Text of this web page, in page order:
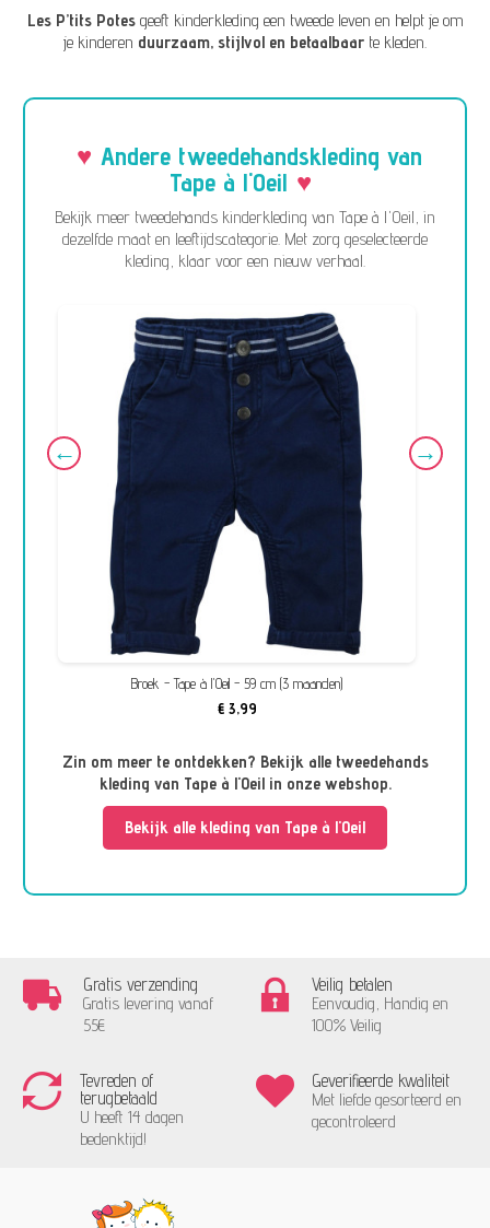
Les P’tits Potesgeeft kinderkleding een tweede leven en helpt je om
je kinderen duurzaam, stijlvol en betaalbaar te kleden.
Andere tweedehandskleding van
Tape à l'Oeil
Bekijk meer tweedehands kinderkleding van Tape à l'Oeil, in
dezelfde maat en leeftijdscategorie. Met zorg geselecteerde
kleding, klaar voor een nieuw verhaal.
Broek - Tape à l'Oeil - 59 cm (3 maanden)
€ 3,99
Zin om meer te ontdekken? Bekijk alle tweedehands
kleding van Tape à l'Oeil in onze webshop.
Bekijk alle kleding van Tape à l'Oeil
Gratis verzending
Gratis levering vanaf
55€
Veilig betalen
Eenvoudig, Handig en
100% Veilig
Tevreden of
terugbetaald
U heeft 14 dagen
bedenktijd!
Geverifieerde kwaliteit
Met liefde gesorteerd en
gecontroleerd